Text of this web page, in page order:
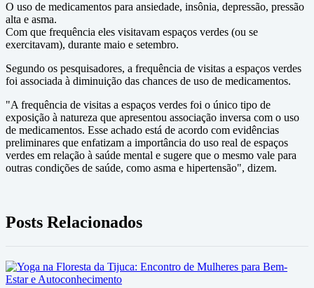
O uso de medicamentos para ansiedade, insônia, depressão, pressão
alta e asma.
Com que frequência eles visitavam espaços verdes (ou se
exercitavam), durante maio e setembro.
Segundo os pesquisadores, a frequência de visitas a espaços verdes
foi associada à diminuição das chances de uso de medicamentos.
"A frequência de visitas a espaços verdes foi o único tipo de
exposição à natureza que apresentou associação inversa com o uso
de medicamentos. Esse achado está de acordo com evidências
preliminares que enfatizam a importância do uso real de espaços
verdes em relação à saúde mental e sugere que o mesmo vale para
outras condições de saúde, como asma e hipertensão", dizem.
Posts Relacionados